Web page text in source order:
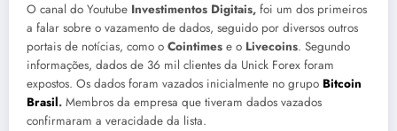
O canal do Youtube Investimentos Digitais, foi um dos primeiros
a falar sobre o vazamento de dados, seguido por diversos outros
portais de notícias, como o Cointimes e o Livecoins. Segundo
informações, dados de 36 mil clientes da Unick Forex foram
expostos. Os dados foram vazados inicialmente no grupo Bitcoin
Brasil. Membros da empresa que tiveram dados vazados
confirmaram a veracidade da lista.